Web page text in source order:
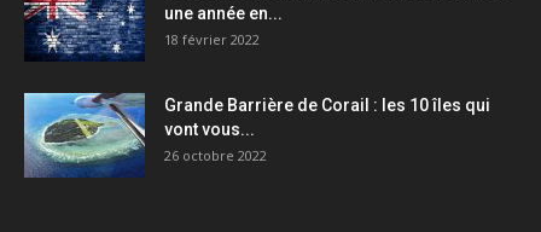
une année en...
18 février 2022
Grande Barrière de Corail : les 10 îles qui
vont vous...
26 octobre 2022